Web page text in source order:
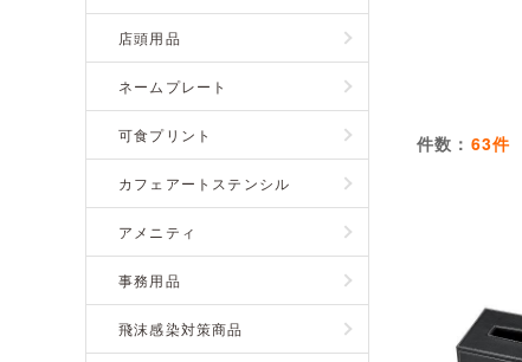
店頭用品
ネームプレート
可食プリント
カフェアートステンシル
アメニティ
事務用品
飛沫感染対策商品
件数： 63件